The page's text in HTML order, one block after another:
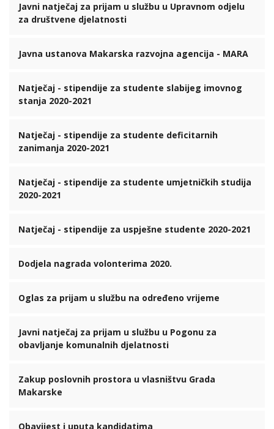
Javni natječaj za prijam u službu u Upravnom odjelu
za društvene djelatnosti
Javna ustanova Makarska razvojna agencija - MARA
Natječaj - stipendije za studente slabijeg imovnog
stanja 2020-2021
Natječaj - stipendije za studente deficitarnih
zanimanja 2020-2021
Natječaj - stipendije za studente umjetničkih studija
2020-2021
Natječaj - stipendije za uspješne studente 2020-2021
Dodjela nagrada volonterima 2020.
Oglas za prijam u službu na određeno vrijeme
Javni natječaj za prijam u službu u Pogonu za
obavljanje komunalnih djelatnosti
Zakup poslovnih prostora u vlasništvu Grada
Makarske
Obavijest i uputa kandidatima